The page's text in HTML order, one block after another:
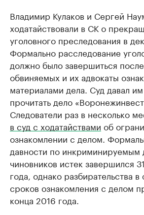
Владимир Кулаков и Сергей
ходатайствовали в СК о
уголовного преследования в
Формально расследование
должно было завершиться
обвиняемых и их адвокаты
материалами дела. Суд давал
прочитать дело
Следователи раз в несколько
в суд с ходатайствами об
ознакомлении с делом.
давности по инкриминируемым
чиновников истек завершился
года, однако разбирательства в
сроков ознакомления с делом
конца 2016 года.